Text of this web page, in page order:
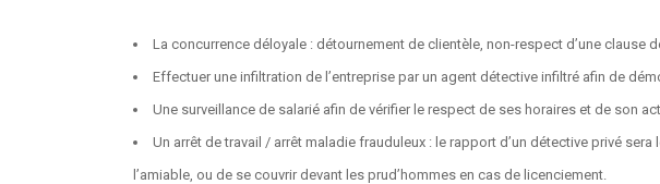
La concurrence déloyale : détournement de clientèle, non-respect d’une clause
Effectuer une infiltration de l’entreprise par un agent détective infiltré afin de
Une surveillance de salarié afin de vérifier le respect de ses horaires et de son
Un arrêt de travail / arrêt maladie frauduleux : le rapport d’un détective privé
l’amiable, ou de se couvrir devant les prud’hommes en cas de licenciement.